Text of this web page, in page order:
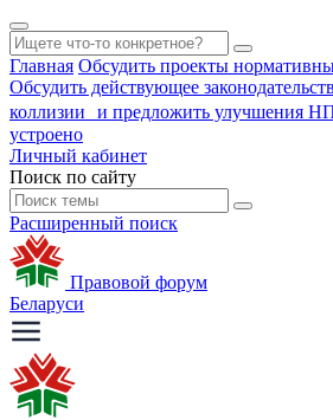
Главная Обсудить проекты
Обсудить действующее
коллизии и предложить улучшения
устроено
Личный кабинет
Поиск по сайту
Расширенный поиск
Правовой форум
Беларуси